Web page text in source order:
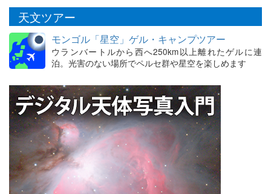
天文ツアー
モンゴル「星空」ゲル・キャンプツアー
ウランバートルから西へ250km以上離れたゲルに連
泊。光害のない場所でペルセ群や星空を楽しめます